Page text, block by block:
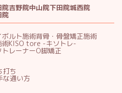
院吉野院中山院下田院城西院
院
ボルト施術背骨・骨盤矯正施術
術KISO tore -キソトレ-
トレーナーO脚矯正
打ち
な通い方